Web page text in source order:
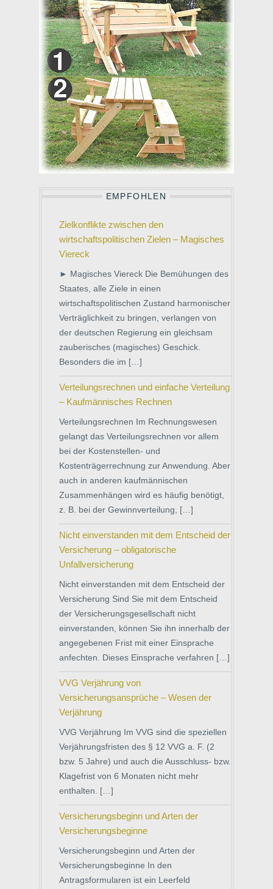
EMPFOHLEN
Zielkonflikte zwischen den
wirtschaftspolitischen Zielen – Magisches
Viereck
► Magisches Viereck Die Bemühungen des
Staates, alle Ziele in einen
wirtschaftspolitischen Zustand harmonischer
Verträglichkeit zu bringen, verlangen von
der deutschen Regierung ein gleichsam
zauberisches (magisches) Geschick.
Besonders die im […]
Verteilungsrechnen und einfache Verteilung
– Kaufmännisches Rechnen
Verteilungsrechnen Im Rechnungswesen
gelangt das Verteilungsrechnen vor allem
bei der Kostenstellen- und
Kostenträgerrechnung zur Anwendung. Aber
auch in anderen kaufmännischen
Zusammenhängen wird es häufig benötigt,
z. B. bei der Gewinnverteilung, […]
Nicht einverstanden mit dem Entscheid der
Versicherung – obligatorische
Unfallversicherung
Nicht einverstanden mit dem Entscheid der
Versicherung Sind Sie mit dem Entscheid
der Versicherungsgesellschaft nicht
einverstanden, können Sie ihn innerhalb der
angegebenen Frist mit einer Einsprache
anfechten. Dieses Einsprache verfahren […]
VVG Verjährung von
Versicherungsansprüche – Wesen der
Verjährung
VVG Verjährung Im VVG sind die speziellen
Verjährungsfristen des § 12 VVG a. F. (2
bzw. 5 Jahre) und auch die Ausschluss- bzw.
Klagefrist von 6 Monaten nicht mehr
enthalten. […]
Versicherungsbeginn und Arten der
Versicherungsbeginne
Versicherungsbeginn und Arten der
Versicherungsbeginne In den
Antragsformularen ist ein Leerfeld